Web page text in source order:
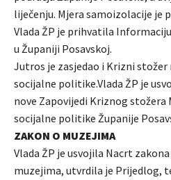
liječenju. Mjera samoizolacije je
Vlada ŽP je prihvatila
u Županiji Posavskoj.
Jutros je zasjedao i Krizni
socijalne politike.Vlada ŽP je
nove Zapovijedi Kriznog
socijalne politike Županije
ZAKON O MUZEJIMA
Vlada ŽP je usvojila Nacrt
muzejima, utvrdila je Prijedlog,